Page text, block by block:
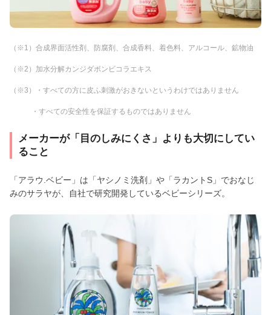
（※1）合成界面活性剤、防腐剤、合成香料、着色料、アルコール、鉱物油
（※2）加水分解カンジダボンビコラエキス
（※3）・すべての方に皮ふ刺激がおきないというわけではありません
・すべての安全性を保証するものではありません
メーカーが「目のしみにくさ」よりも大切にしてい
ること
「アラウ.ベビー」は「ヤシノミ洗剤」や「ラカントS」でおなじ
みのサラヤが、自社で研究開発しているベビーシリーズ。